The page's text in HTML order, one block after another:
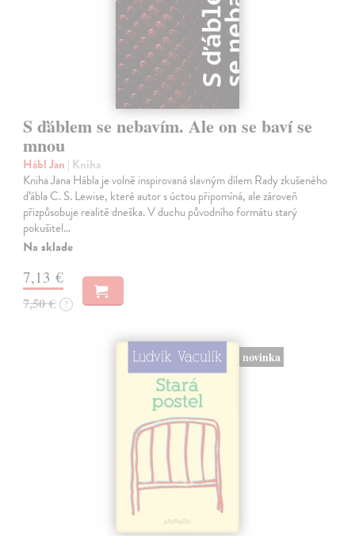
S ďáblem se nebavím. Ale on se baví se
mnou
Hábl Jan | Kniha
Kniha Jana Hábla je volně inspirovaná slavným dílem Rady zkušeného
ďábla C. S. Lewise, které autor s úctou připomíná, ale zároveň
přizpůsobuje realitě dneška. V duchu původního formátu starý
pokušitel…
Na sklade
7,13 €
7,50 € ?
novinka